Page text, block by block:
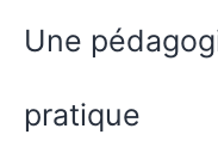
Une
pratique